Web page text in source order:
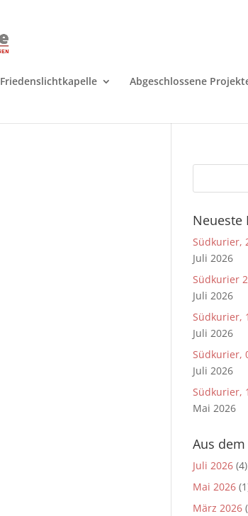
Friedenslichtkapelle Abgeschlossene
Neueste
Südkurier,
Juli 2026
Südkurier
Juli 2026
Südkurier,
Juli 2026
Südkurier,
Juli 2026
Südkurier,
Mai 2026
Aus
Juli 2026 (4)
Mai 2026
März 2026